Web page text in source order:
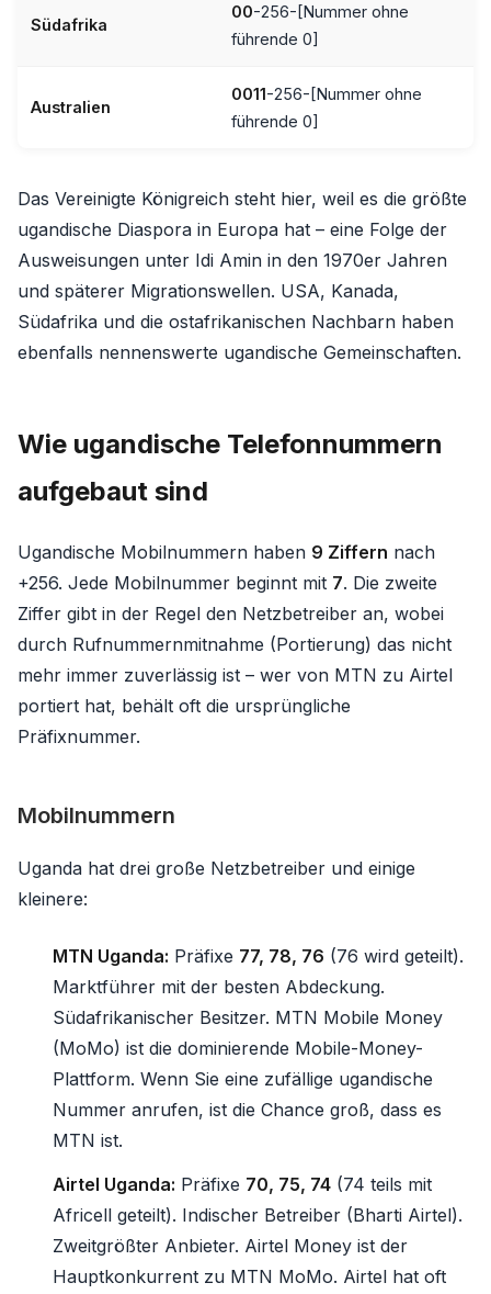
Südafrika
00-256-[Nummer ohne
führende 0]
Australien
0011-256-[Nummer ohne
führende 0]
Das Vereinigte Königreich steht hier, weil es die größte
ugandische Diaspora in Europa hat – eine Folge der
Ausweisungen unter Idi Amin in den 1970er Jahren
und späterer Migrationswellen. USA, Kanada,
Südafrika und die ostafrikanischen Nachbarn haben
ebenfalls nennenswerte ugandische Gemeinschaften.
Wie ugandische Telefonnummern
aufgebaut sind
Ugandische Mobilnummern haben 9 Ziffern nach
+256. Jede Mobilnummer beginnt mit 7. Die zweite
Ziffer gibt in der Regel den Netzbetreiber an, wobei
durch Rufnummernmitnahme (Portierung) das nicht
mehr immer zuverlässig ist – wer von MTN zu Airtel
portiert hat, behält oft die ursprüngliche
Präfixnummer.
Mobilnummern
Uganda hat drei große Netzbetreiber und einige
kleinere:
MTN Uganda: Präfixe 77, 78, 76 (76 wird geteilt).
Marktführer mit der besten Abdeckung.
Südafrikanischer Besitzer. MTN Mobile Money
(MoMo) ist die dominierende Mobile-Money-
Plattform. Wenn Sie eine zufällige ugandische
Nummer anrufen, ist die Chance groß, dass es
MTN ist.
Airtel Uganda: Präfixe 70, 75, 74 (74 teils mit
Africell geteilt). Indischer Betreiber (Bharti Airtel).
Zweitgrößter Anbieter. Airtel Money ist der
Hauptkonkurrent zu MTN MoMo. Airtel hat oft